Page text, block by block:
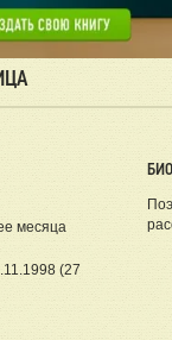
месяца
(27